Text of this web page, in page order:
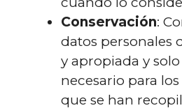
Conservación:
datos personales
y apropiada y
necesario para
que se han